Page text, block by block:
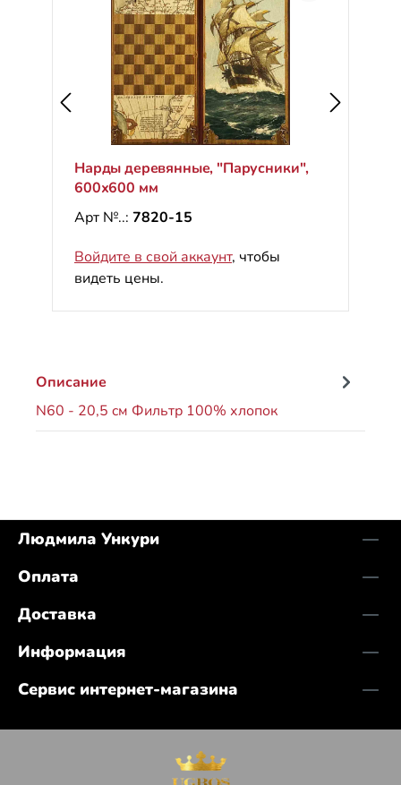
Нарды деревянные, "Парусники",
600х600 мм
Арт №..: 7820-15
Войдите в свой аккаунт, чтобы
видеть цены.
Описание
N60 - 20,5 cм Фильтр 100% хлопок
Людмила Ункури
Оплата
Доставка
Информация
Сервис интернет-магазина